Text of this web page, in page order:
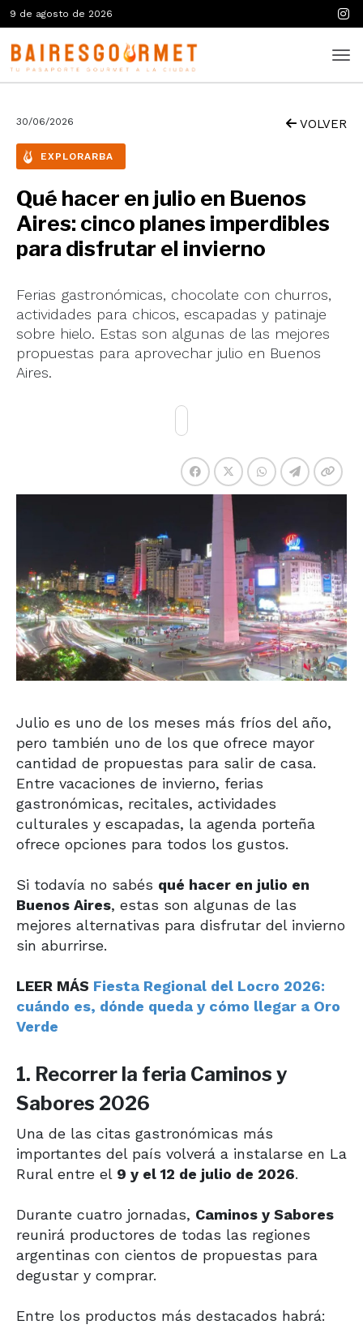
9 de agosto de 2026
30/06/2026 VOLVER
EXPLORARBA
Qué hacer en julio en Buenos
Aires: cinco planes imperdibles
para disfrutar el invierno
Ferias gastronómicas, chocolate con churros,
actividades para chicos, escapadas y patinaje
sobre hielo. Estas son algunas de las mejores
propuestas para aprovechar julio en Buenos
Aires.
Julio es uno de los meses más fríos del año,
pero también uno de los que ofrece mayor
cantidad de propuestas para salir de casa.
Entre vacaciones de invierno, ferias
gastronómicas, recitales, actividades
culturales y escapadas, la agenda porteña
ofrece opciones para todos los gustos.
Si todavía no sabés qué hacer en julio en
Buenos Aires, estas son algunas de las
mejores alternativas para disfrutar del invierno
sin aburrirse.
LEER MÁS Fiesta Regional del Locro 2026:
cuándo es, dónde queda y cómo llegar a Oro
Verde
1. Recorrer la feria Caminos y
Sabores 2026
Una de las citas gastronómicas más
importantes del país volverá a instalarse en La
Rural entre el 9 y el 12 de julio de 2026.
Durante cuatro jornadas, Caminos y Sabores
reunirá productores de todas las regiones
argentinas con cientos de propuestas para
degustar y comprar.
Entre los productos más destacados habrá: